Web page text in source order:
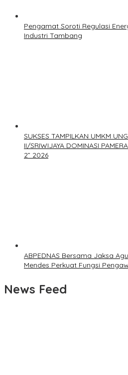
Pengamat Soroti Regulasi
Industri Tambang
SUKSES TAMPILKAN UMKM
II/SRIWIJAYA DOMINASI
2” 2026
ABPEDNAS Bersama Jaksa
Mendes Perkuat Fungsi
News Feed